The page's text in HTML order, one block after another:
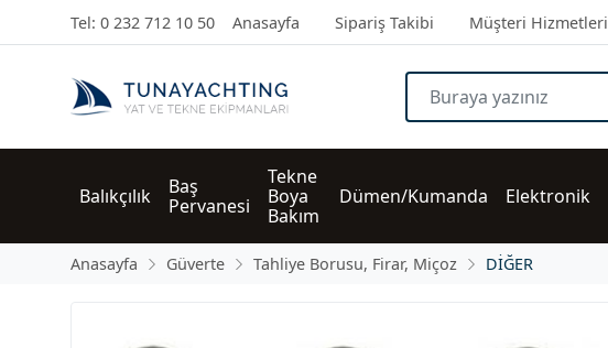
Tel: 0 232 712 10 50 Anasayfa Sipariş Takibi Müşteri Hizmetleri
Balıkçılık
Baş
Pervanesi
Tekne
Boya
Bakım
Dümen/Kumanda Elektronik
Anasayfa Güverte Tahliye Borusu, Firar, Miçoz DİĞER